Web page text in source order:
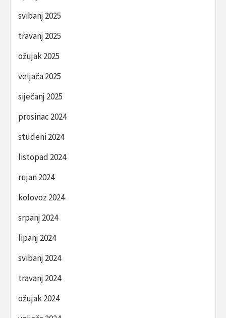
svibanj 2025
travanj 2025
ožujak 2025
veljača 2025
siječanj 2025
prosinac 2024
studeni 2024
listopad 2024
rujan 2024
kolovoz 2024
srpanj 2024
lipanj 2024
svibanj 2024
travanj 2024
ožujak 2024